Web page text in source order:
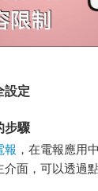
設定
步驟
報 ，在電報應用
介面，可以透過